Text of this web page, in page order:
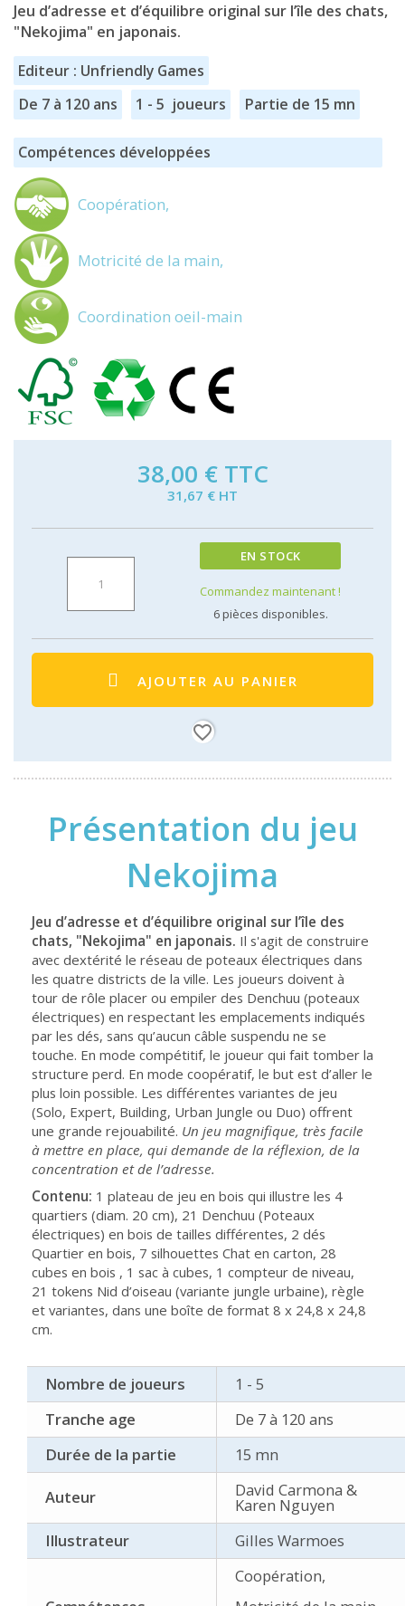
Jeu d’adresse et d’équilibre original sur l’île des chats,
"Nekojima" en japonais.
Editeur : Unfriendly Games
De 7 à 120 ans
1 - 5 joueurs Partie de 15 mn
Compétences développées
Coopération,
Motricité de la main,
Coordination oeil-main
38,00 € TTC
31,67 € HT
EN STOCK
Commandez maintenant !
6pièces disponibles.
AJOUTER AU PANIER
favorite_border
Présentation du jeu
Nekojima
Jeu d’adresse et d’équilibre original sur l’île des
chats, "Nekojima" en japonais. Il s'agit de construire
avec dextérité le réseau de poteaux électriques dans
les quatre districts de la ville. Les joueurs doivent à
tour de rôle placer ou empiler des Denchuu (poteaux
électriques) en respectant les emplacements indiqués
par les dés, sans qu’aucun câble suspendu ne se
touche. En mode compétitif, le joueur qui fait tomber la
structure perd. En mode coopératif, le but est d’aller le
plus loin possible. Les différentes variantes de jeu
(Solo, Expert, Building, Urban Jungle ou Duo) offrent
une grande rejouabilité. Un jeu magnifique, très facile
à mettre en place, qui demande de la réflexion, de la
concentration et de l’adresse.
Contenu: 1 plateau de jeu en bois qui illustre les 4
quartiers (diam. 20 cm), 21 Denchuu (Poteaux
électriques) en bois de tailles différentes, 2 dés
Quartier en bois, 7 silhouettes Chat en carton, 28
cubes en bois , 1 sac à cubes, 1 compteur de niveau,
21 tokens Nid d’oiseau (variante jungle urbaine), règle
et variantes, dans une boîte de format 8 x 24,8 x 24,8
cm.
Nombre de joueurs
1 - 5
Tranche age
De 7 à 120 ans
Durée de la partie
15 mn
Auteur David Carmona &
Karen Nguyen
Illustrateur
Gilles Warmoes
Coopération,